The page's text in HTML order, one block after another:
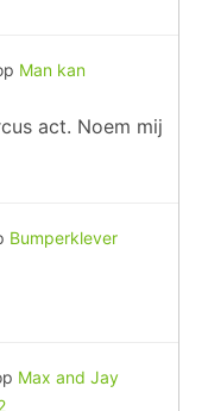
Man kan
act. Noem mij
Bumperklever
Max and Jay